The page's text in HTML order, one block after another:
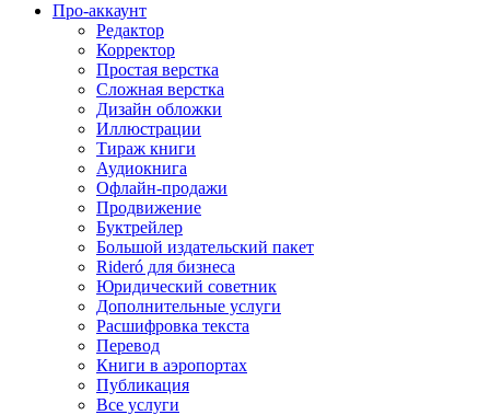
Про-аккаунт
Редактор
Корректор
Простая верстка
Сложная верстка
Дизайн обложки
Иллюстрации
Тираж книги
Аудиокнига
Офлайн-продажи
Продвижение
Буктрейлер
Большой издательский пакет
Rideró для бизнеса
Юридический советник
Дополнительные услуги
Расшифровка текста
Перевод
Книги в аэропортах
Публикация
Все услуги